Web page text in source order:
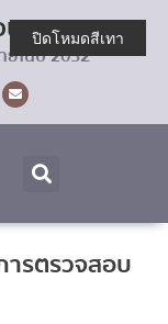
กระจก
ในปี 2032"
ารตรวจสอบ
ปิดโหมดสีเทา